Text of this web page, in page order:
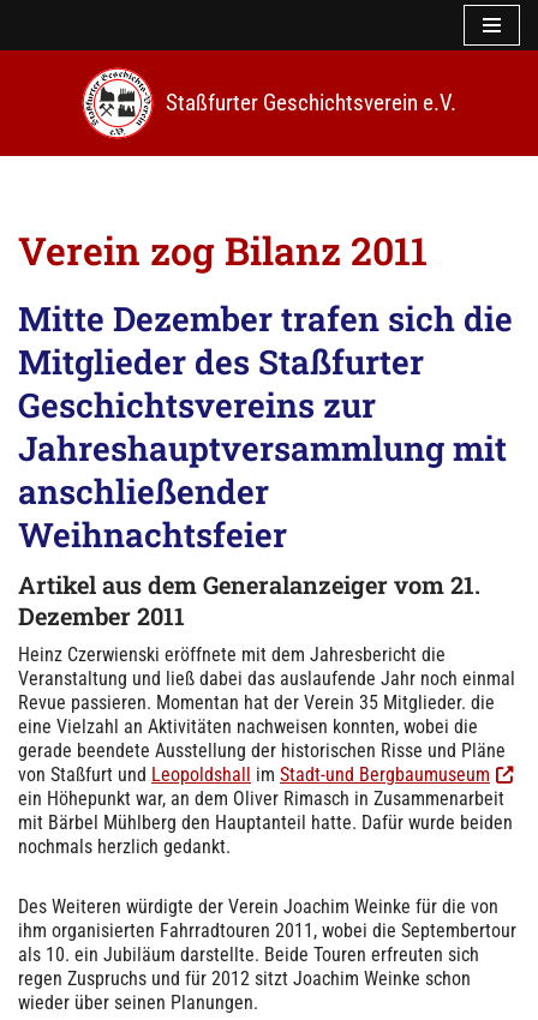
n
t
p
r
i
n
g
e
n
Staßfurter Geschichtsverein e.V.
Verein zog Bilanz 2011
Mitte Dezember trafen sich die
Mitglieder des Staßfurter
Geschichtsvereins zur
Jahreshauptversammlung mit
anschließender
Weihnachtsfeier
Artikelaus dem Generalanzeigervom 21.
Dezember 2011
Heinz Czerwienski eröffnete mit dem Jahresbericht die
Veranstaltung und ließ dabei das auslaufende Jahr noch einmal
Revue passieren. Momentan hat der Verein 35 Mitglieder. die
eine Vielzahl an Aktivitäten nachweisen konnten, wobei die
gerade beendete Ausstellung der historischen Risse und Pläne
von Staßfurt und Leopoldshall im Stadt-und Bergbaumuseum
ein Höhepunkt war, an dem Oliver Rimasch in Zusammenarbeit
mit Bärbel Mühlberg den Hauptanteil hatte. Dafür wurde beiden
nochmals herzlich gedankt.
Des Weiteren würdigte der Verein Joachim Weinke für die von
ihm organisierten Fahrradtouren 2011, wobei die Septembertour
als 10. ein Jubiläum darstellte. Beide Touren erfreuten sich
regen Zuspruchs und für 2012 sitzt Joachim Weinke schon
wieder über seinen Planungen.